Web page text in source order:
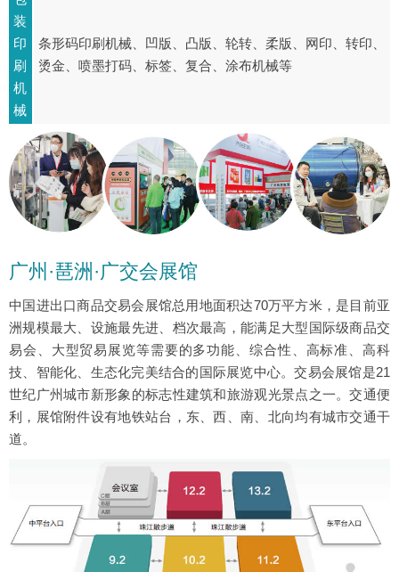
装
印
刷
机
械
条形码印刷机械、凹版、凸版、轮转、柔版、网印、转印、
烫金、喷墨打码、标签、复合、涂布机械等
广州·琶洲·广交会展馆
中国进出口商品交易会展馆总用地面积达70万平方米，是目前亚
洲规模最大、设施最先进、档次最高，能满足大型国际级商品交
易会、大型贸易展览等需要的多功能、综合性、高标准、高科
技、智能化、生态化完美结合的国际展览中心。交易会展馆是21
世纪广州城市新形象的标志性建筑和旅游观光景点之一。交通便
利，展馆附件设有地铁站台，东、西、南、北向均有城市交通干
道。